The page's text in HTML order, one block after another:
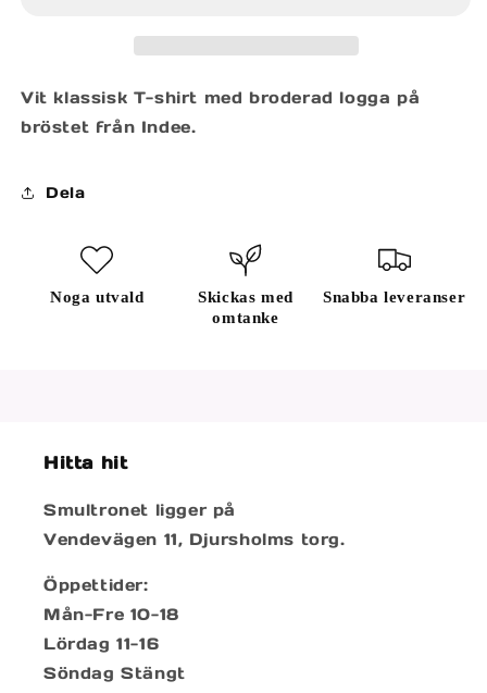
Vit klassisk T-shirt med broderad logga på
bröstet från Indee.
Dela
Noga utvald
Skickas med
omtanke
Snabba leveranser
Hitta hit
Smultronet ligger på
Vendevägen 11, Djursholms torg.
Öppettider:
Mån-Fre 10-18
Lördag 11-16
Söndag Stängt